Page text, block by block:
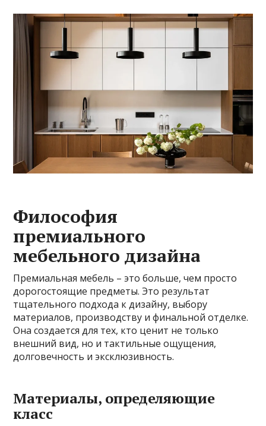
Философия
премиального
мебельного дизайна
Премиальная мебель – это больше, чем просто
дорогостоящие предметы. Это результат
тщательного подхода к дизайну, выбору
материалов, производству и финальной отделке.
Она создается для тех, кто ценит не только
внешний вид, но и тактильные ощущения,
долговечность и эксклюзивность.
Материалы, определяющие
класс